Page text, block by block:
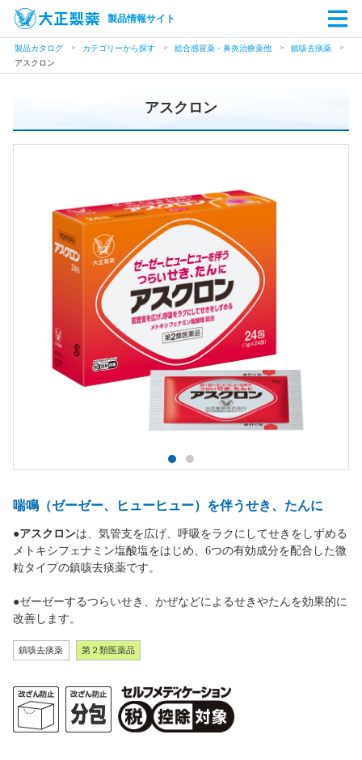
製品情報サイト
製品カタログ カテゴリーから探す 総合感冒薬・鼻炎治療薬他
鎮咳去痰薬
アスクロン
アスクロン
喘鳴（ゼーゼー、ヒューヒュー）を伴うせき、たんに
●アスクロンは、気管支を広げ、呼吸をラクにしてせきをしずめる
メトキシフェナミン塩酸塩をはじめ、6つの有効成分を配合した微
粒タイプの鎮咳去痰薬です。
●ゼーゼーするつらいせき、かぜなどによるせきやたんを効果的に
改善します。
鎮咳去痰薬 第２類医薬品